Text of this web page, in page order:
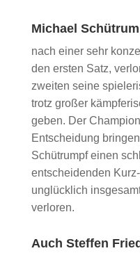
Michael
nach einer sehr
den ersten Satz,
zweiten seine
trotz großer
geben. Der
Entscheidung
Schütrumpf einen
entscheidenden
unglücklich
verloren.
Auch Steffen